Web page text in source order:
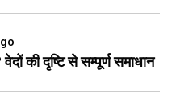
की दृष्टि से सम्पूर्ण समाधान